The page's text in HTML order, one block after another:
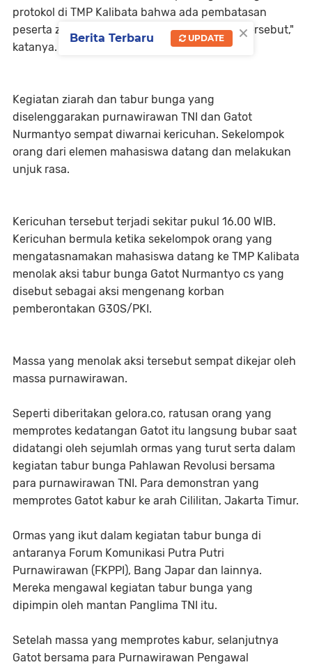
protokol di TMP Kalibata bahwa ada pembatasan
peserta ziarah dan beliau menuruti protokol tersebut,"
katanya.
Kegiatan ziarah dan tabur bunga yang
diselenggarakan purnawirawan TNI dan Gatot
Nurmantyo sempat diwarnai kericuhan. Sekelompok
orang dari elemen mahasiswa datang dan melakukan
unjuk rasa.
Kericuhan tersebut terjadi sekitar pukul 16.00 WIB.
Kericuhan bermula ketika sekelompok orang yang
mengatasnamakan mahasiswa datang ke TMP Kalibata
menolak aksi tabur bunga Gatot Nurmantyo cs yang
disebut sebagai aksi mengenang korban
pemberontakan G30S/PKI.
Massa yang menolak aksi tersebut sempat dikejar oleh
massa purnawirawan.
Seperti diberitakan gelora.co, ratusan orang yang
memprotes kedatangan Gatot itu langsung bubar saat
didatangi oleh sejumlah ormas yang turut serta dalam
kegiatan tabur bunga Pahlawan Revolusi bersama
para purnawirawan TNI. Para demonstran yang
memprotes Gatot kabur ke arah Cililitan, Jakarta Timur.
Ormas yang ikut dalam kegiatan tabur bunga di
antaranya Forum Komunikasi Putra Putri
Purnawirawan (FKPPI), Bang Japar dan lainnya.
Mereka mengawal kegiatan tabur bunga yang
dipimpin oleh mantan Panglima TNI itu.
Setelah massa yang memprotes kabur, selanjutnya
Gatot bersama para Purnawirawan Pengawal
×
Berita Terbaru UPDATE